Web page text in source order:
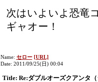
次はいよいよ恐竜
ギャオー！
Name: セロー [URL]
Date: 2011/09/25(日) 00:04
Title: Re:ダブルオーズクアンタ